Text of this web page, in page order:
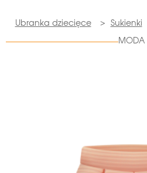
Ubranka dziecięce > Sukienki
MODA